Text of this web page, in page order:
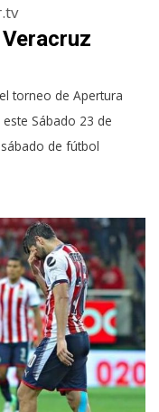
torneo de Apertura
Sábado 23 de
de fútbol